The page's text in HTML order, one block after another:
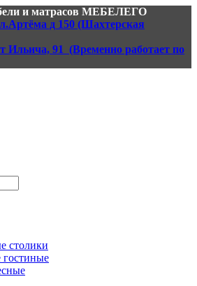
и матрасов МЕБЕЛЕГО
д 150 (Шахтерская
91 (Временно работает по
столики